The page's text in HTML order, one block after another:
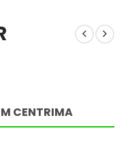
CENTRIMA